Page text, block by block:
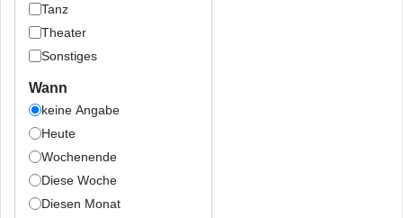
Tanz
Theater
Sonstiges
Wann
keine Angabe
Heute
Wochenende
Diese Woche
Diesen Monat